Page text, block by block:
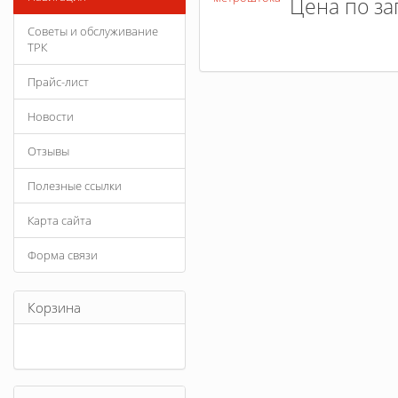
Советы и обслуживание
ТРК
Прайс-лист
Новости
Отзывы
Полезные ссылки
Карта сайта
Форма связи
Корзина
Цена по